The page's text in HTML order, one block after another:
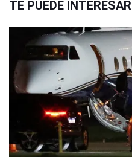
TE PUEDE INTERESAR